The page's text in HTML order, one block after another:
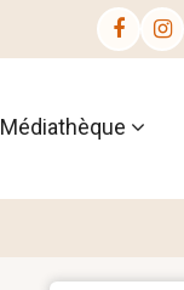
Médiathèque